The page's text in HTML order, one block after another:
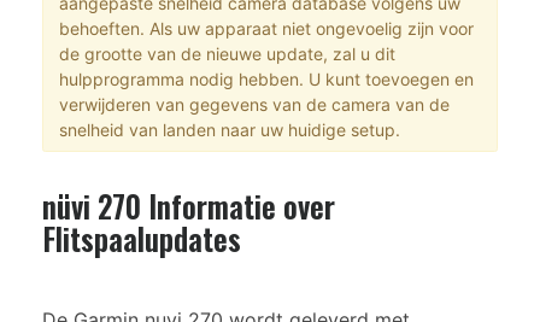
behoeften. Als uw apparaat niet ongevoelig zijn voor
de grootte van de nieuwe update, zal u dit
hulpprogramma nodig hebben. U kunt toevoegen en
verwijderen van gegevens van de camera van de
snelheid van landen naar uw huidige setup.
nüvi 270 Informatie over
Flitspaalupdates